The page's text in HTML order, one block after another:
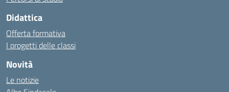
Didattica
Offerta formativa
I progetti delle classi
Novità
Le notizie